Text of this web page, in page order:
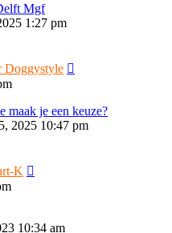
Mgf
1:27 pm
Doggystyle
je een keuze?
2025 10:47 pm
K
10:34 am